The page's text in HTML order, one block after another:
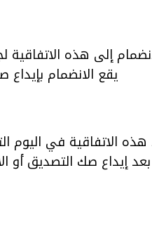
إلى هذه الاتفاقية لجميع
يقع الانضمام
هذه الاتفاقية في
إيداع صك التصديق